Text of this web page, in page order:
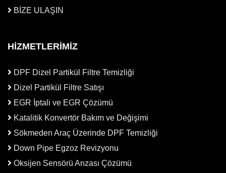
BİZE ULAŞIN
HİZMETLERİMİZ
DPF Dizel Partikül Filtre Temizliği
Dizel Partikül Filtre Satışı
EGR İptali ve EGR Çözümü
Katalitik Konvertör Bakım ve Değişimi
Sökmeden Araç Üzerinde DPF Temizliği
Down Pipe Egzoz Revizyonu
Oksijen Sensörü Arızası Çözümü